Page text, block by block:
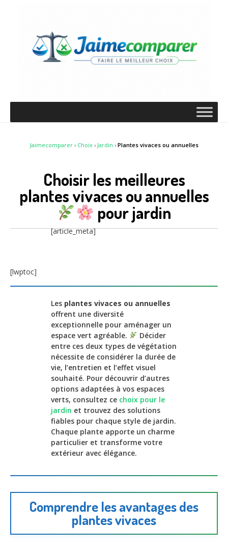
Jaimecomparer› Choix› Jardin › Plantes vivaces ou annuelles
Choisir les meilleures
plantes vivaces ou annuelles
pour jardin
[article_meta]
[lwptoc]
Les plantes vivaces ou annuelles
offrent une diversité
exceptionnelle pour aménager un
espace vert agréable.
Décider
entre ces deux types de végétation
nécessite de considérer la durée de
vie, l’entretien et l’effet visuel
souhaité. Pour découvrir d’autres
options adaptées à vos espaces
verts, consultez ce choix pour le
jardin et trouvez des solutions
fiables pour chaque style de jardin.
Chaque plante apporte un charme
particulier et transforme votre
extérieur avec élégance.
Comprendre les avantages des
plantes vivaces